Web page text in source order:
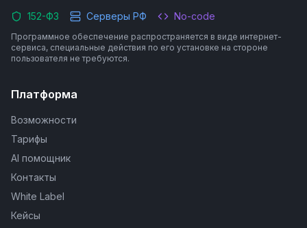
152-ФЗ Серверы РФ No-code
Программное обеспечение распространяется в виде интернет-
сервиса, специальные действия по его установке на стороне
пользователя не требуются.
Платформа
Возможности
Тарифы
AI помощник
Контакты
White Label
Кейсы